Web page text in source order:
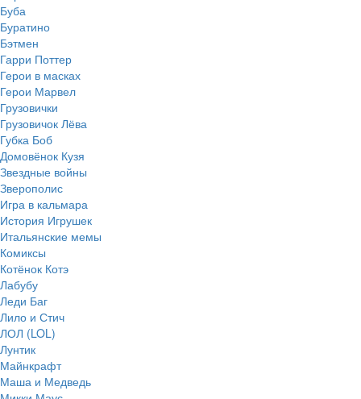
Буба
Буратино
Бэтмен
Гарри Поттер
Герои в масках
Герои Марвел
Грузовички
Грузовичок Лёва
Губка Боб
Домовёнок Кузя
Звездные войны
Зверополис
Игра в кальмара
История Игрушек
Итальянские мемы
Комиксы
Котёнок Котэ
Лабубу
Леди Баг
Лило и Стич
ЛОЛ (LOL)
Лунтик
Майнкрафт
Маша и Медведь